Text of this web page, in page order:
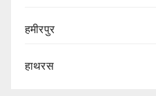
हमीरपुर
हाथरस